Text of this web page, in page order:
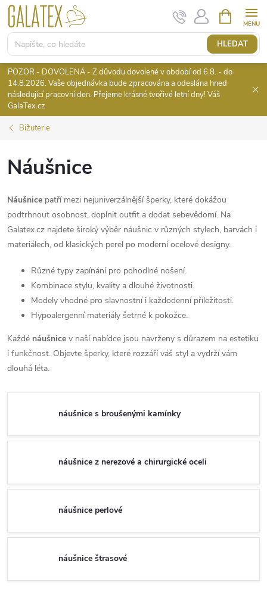
Přejít
obsah
HLEDAT
NÁKUPNÍ
KOŠÍK
POZOR - DOVOLENÁ - Z důvodu dovolené v období od 6.8. - do
14.8.2026. Vaše objednávka bude zpracována a odeslána hned
následující pracovní den. Přejeme krásné tvořivé letní dny! Váš
GalaTex.cz
Bižuterie
Náušnice
Náušnice patří mezi nejuniverzálnější šperky, které dokážou
podtrhnout osobnost, doplnit outfit a dodat sebevědomí. Na
Galatex.cz najdete široký výběr náušnic v různých stylech, barvách i
materiálech, od klasických perel po moderní ocelové designy.
Různé typy zapínání pro pohodlné nošení.
Kombinace stylu, kvality a dlouhé životnosti.
Modely vhodné pro slavnostní i každodenní příležitosti.
Hypoalergenní materiály šetrné k pokožce.
Každé náušnice v naší nabídce jsou navrženy s důrazem na estetiku
i funkčnost. Objevte šperky, které rozzáří váš styl a vydrží vám
dlouhá léta.
náušnice s broušenými kamínky
náušnice z nerezové a chirurgické oceli
náušnice perlové
náušnice štrasové